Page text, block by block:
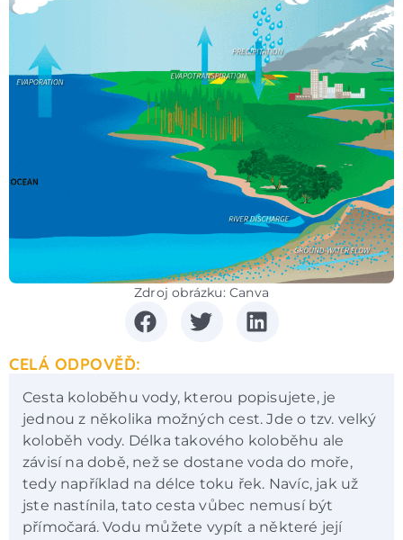
Zdroj obrázku: Canva
CELÁ ODPOVĚĎ:
Cesta koloběhu vody, kterou popisujete, je
jednou z několika možných cest. Jde o tzv. velký
koloběh vody. Délka takového koloběhu ale
závisí na době, než se dostane voda do moře,
tedy například na délce toku řek. Navíc, jak už
jste nastínila, tato cesta vůbec nemusí být
přímočará. Vodu můžete vypít a některé její